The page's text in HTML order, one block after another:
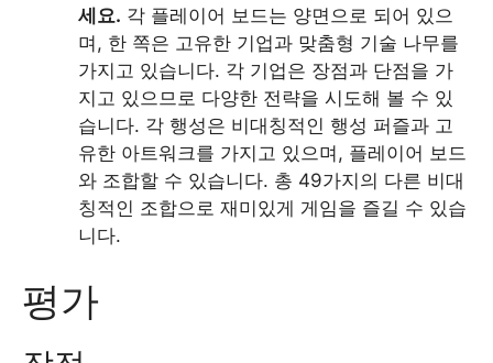
세요. 각 플레이어 보드는 양면으로 되어 있으
며, 한 쪽은 고유한 기업과 맞춤형 기술 나무를
가지고 있습니다. 각 기업은 장점과 단점을 가
지고 있으므로 다양한 전략을 시도해 볼 수 있
습니다. 각 행성은 비대칭적인 행성 퍼즐과 고
유한 아트워크를 가지고 있으며, 플레이어 보드
와 조합할 수 있습니다. 총 49가지의 다른 비대
칭적인 조합으로 재미있게 게임을 즐길 수 있습
니다.
평가